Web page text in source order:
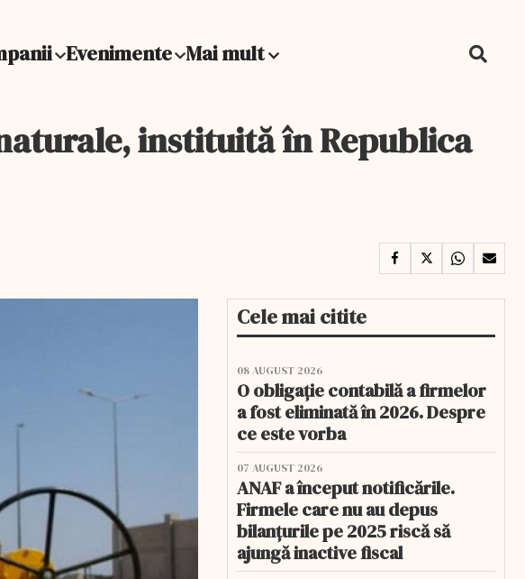
Evenimente Mai mult
instituită în Republica
Cele mai citite
08 AUGUST 2026
O obligație contabilă a firmelor
a fost eliminată în 2026. Despre
ce este vorba
07 AUGUST 2026
ANAF a început notificările.
Firmele care nu au depus
bilanțurile pe 2025 riscă să
ajungă inactive fiscal